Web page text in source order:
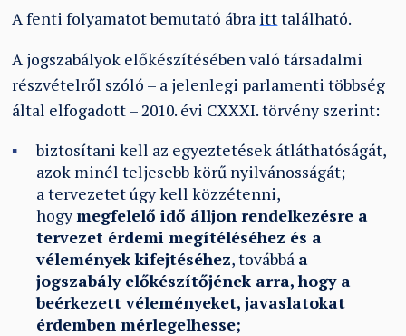
A fenti folyamatot bemutató ábra itttalálható.
A jogszabályok előkészítésében való társadalmi
részvételről szóló – a jelenlegi parlamenti többség
által elfogadott – 2010. évi CXXXI. törvény szerint:
biztosítani kell az egyeztetések átláthatóságát,
azok minél teljesebb körű nyilvánosságát;
a tervezetet úgy kell közzétenni,
hogymegfelelő idő álljon rendelkezésre a
tervezet érdemi megítéléséhez és a
vélemények kifejtéséhez, továbbá a
jogszabály előkészítőjének arra, hogy a
beérkezett véleményeket, javaslatokat
érdemben mérlegelhesse;